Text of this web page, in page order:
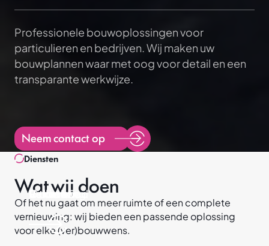
Projecten
Diensten
Professionele bouwoplossingen voor
particulieren en bedrijven. Wij maken uw
bouwplannen waar met oog voor detail en een
transparante werkwijze.
Neem contact op
Diensten
Wat wij doen
Of het nu gaat om meer ruimte of een complete
vernieuwing: wij bieden een passende oplossing
voor elke (ver)bouwwens.
Uitbreiding
Renovatie
Onderhoud
Verbouw